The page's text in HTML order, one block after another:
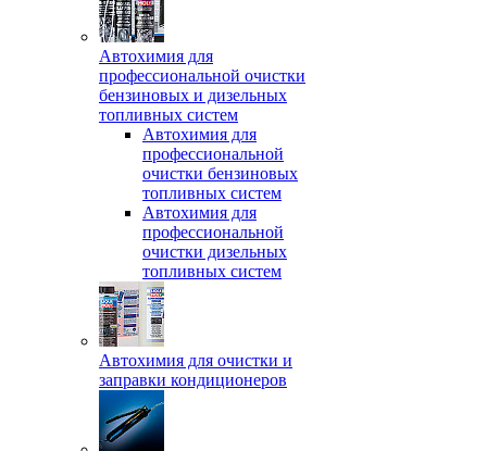
Автохимия для
профессиональной очистки
бензиновых и дизельных
топливных систем
Автохимия для
профессиональной
очистки бензиновых
топливных систем
Автохимия для
профессиональной
очистки дизельных
топливных систем
Автохимия для очистки и
заправки кондиционеров